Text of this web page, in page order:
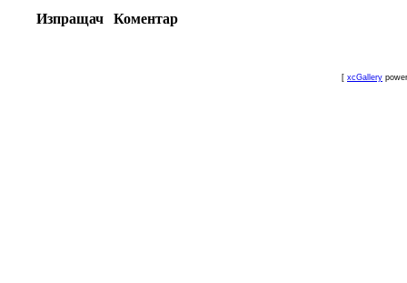
Изпращач Коментар
[ xcGallery